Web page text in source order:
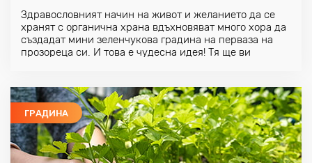
Здравословният начин на живот и желанието да се
хранят с органична храна вдъхновяват много хора да
създадат мини зеленчукова градина на перваза на
прозореца си. И това е чудесна идея! Тя ще ви
ГРАДИНА